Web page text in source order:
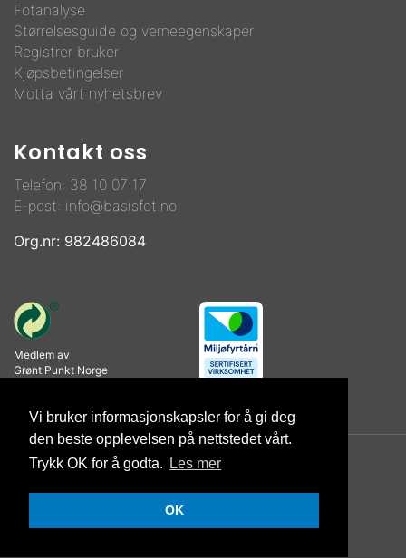
Vi bruker informasjonskapsler for å gi deg
den beste opplevelsen på nettstedet vårt.
Trykk OK for å godta.
Les mer
OK
Fotanalyse
Størrelsesguide og verneegenskaper
Registrer bruker
Kjøpsbetingelser
Motta vårt nyhetsbrev
Kontakt oss
Telefon: 38 10 07 17
E-post: info@basisfot.no
Org.nr: 982486084
Medlem av
Grønt Punkt Norge
© Copyright 2026 Basisfot AS |Personvernerklæring